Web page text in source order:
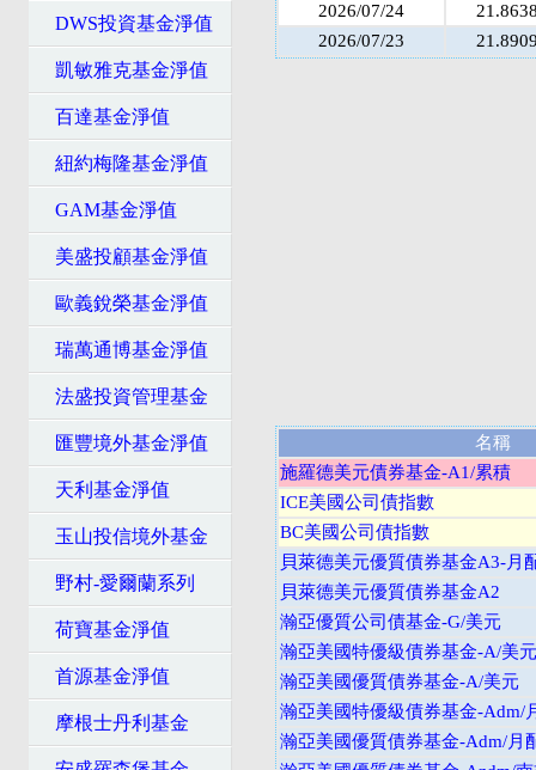
DWS投資基金淨值
凱敏雅克基金淨值
百達基金淨值
紐約梅隆基金淨值
GAM基金淨值
美盛投顧基金淨值
歐義銳榮基金淨值
瑞萬通博基金淨值
法盛投資管理基金
匯豐境外基金淨值
天利基金淨值
玉山投信境外基金
野村-愛爾蘭系列
荷寶基金淨值
首源基金淨值
摩根士丹利基金
2026/07/24
2026/07/23
名稱
施羅德美元債券基金-A1/累積
ICE美國公司債指數
BC美國公司債指數
貝萊德美元優質債券基金A3-月
貝萊德美元優質債券基金A2
瀚亞優質公司債基金-G/美元
瀚亞美國特優級債券基金-A/美元
瀚亞美國優質債券基金-A/美元
瀚亞美國特優級債券基金-Adm/
瀚亞美國優質債券基金-Adm/月